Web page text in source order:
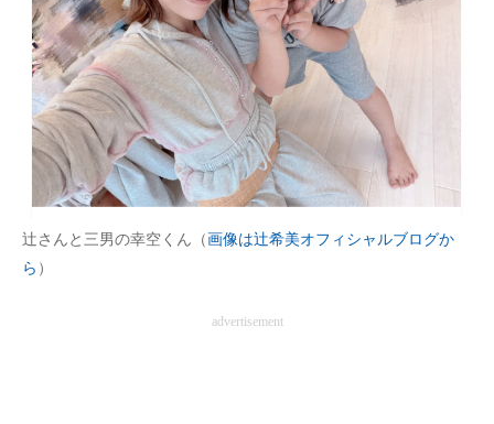
辻さんと三男の幸空くん（画像は辻希美オフィシャルブログか
ら ）
advertisement